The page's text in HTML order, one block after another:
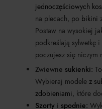
jednoczęściowych
na plecach, po bikini
Postaw na wysokiej
podkreślają sylwetkę
poczujesz się niczym
Zwiewne sukienki:
Wybieraj modele z
zdobieniami, które
Szorty i spodnie: